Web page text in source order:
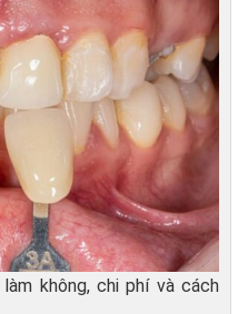
không, chi phí và cách